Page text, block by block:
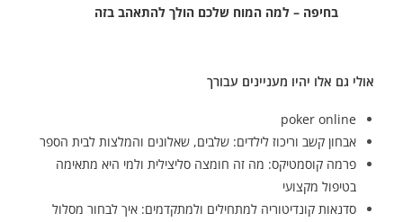
בחיפה – למה המוח שלכם הולך להתאהב בזה
אולי גם אלו יהיו מעניינים עבורך
poker online
אבחון קשב וריכוז לילדים: שלבים, שאלונים והמלצות לבית הספר
פרמה קוסמטיקס: מה זה חומצה סליצילית ולמי היא מתאימה
בטיפול מקצועי
סדנאות קונדיטוריה למתחילים ולמתקדמים: איך לבחור מסלול